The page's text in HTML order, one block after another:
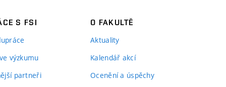
S FSI
výzkumu
partneři
O FAKULTĚ
Aktuality
Kalendář akcí
Ocenění a úspěchy